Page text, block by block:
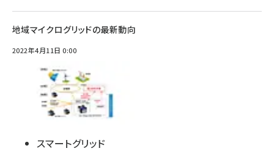
地域マイクログリッドの最新動向
2022年4月11日 0:00
スマートグリッド